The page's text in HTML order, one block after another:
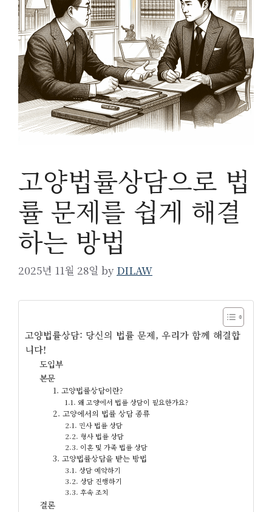
고양법률상담으로 법
률 문제를 쉽게 해결
하는 방법
2025년 11월 28일 by DILAW
고양법률상담: 당신의 법률 문제, 우리가 함께 해결합
니다!
도입부
본문
1. 고양법률상담이란?
1.1. 왜 고양에서 법률 상담이 필요한가요?
2. 고양에서의 법률 상담 종류
2.1. 민사 법률 상담
2.2. 형사 법률 상담
2.3. 이혼 및 가족 법률 상담
3. 고양법률상담을 받는 방법
3.1. 상담 예약하기
3.2. 상담 진행하기
3.3. 후속 조치
결론